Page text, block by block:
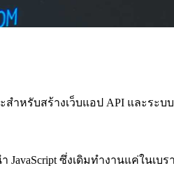
สำหรับสร้างเว็บแอป API และระบ
ซึ่งเดิมทำงานแค่ในเบ